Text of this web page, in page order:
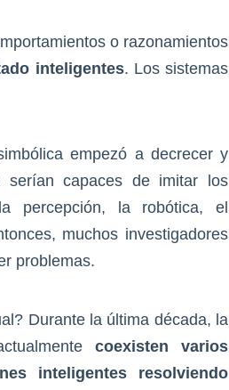
o razonamientos
inteligentes. Los sistemas
empezó a decrecer y
serían capaces de imitar los
percepción, la robótica, el
muchos investigadores
problemas.
Durante la última década, la
coexisten varios
inteligentes resolviendo